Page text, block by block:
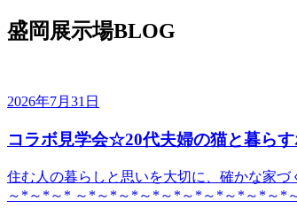
盛岡展示場BLOG
2026年7月31日
コラボ見学会☆20代夫婦の猫と暮ら
住む人の暮らしと思いを大切に、確かな家
～*～*～* ～*～*～*～*～*～*～*～*～*